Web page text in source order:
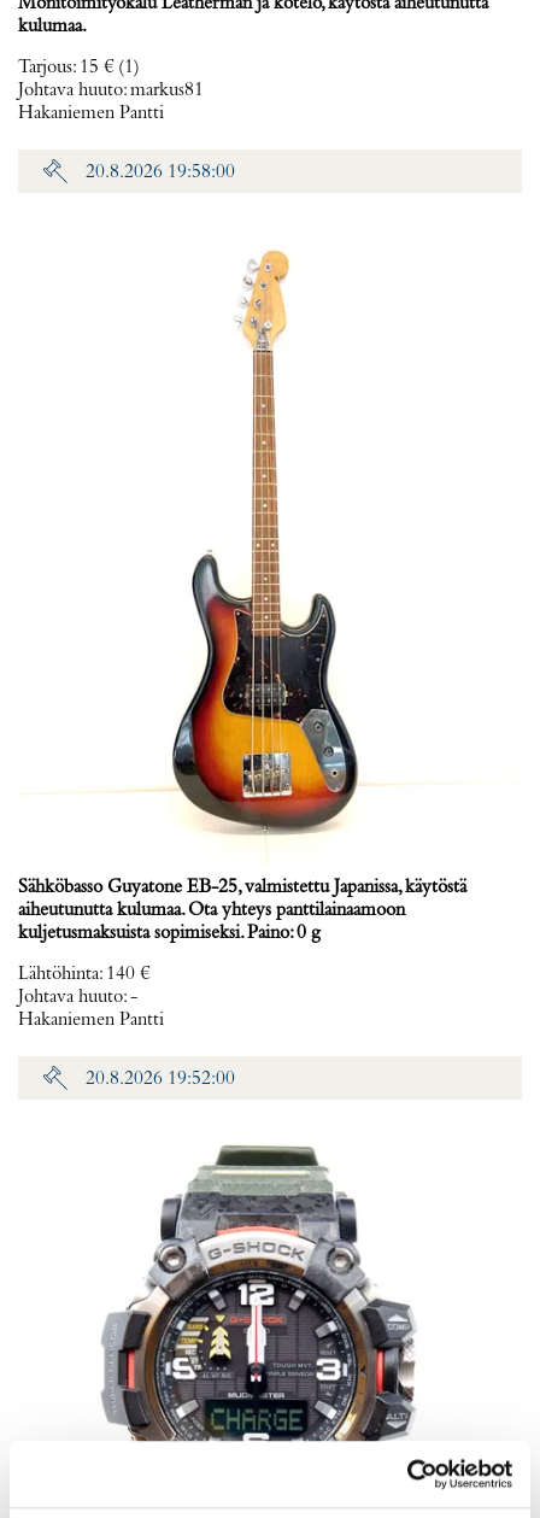
kulumaa.
Tarjous: 15 € (1)
Johtava huuto:markus81
Hakaniemen Pantti
20.8.2026 19:58:00
Sähköbasso Guyatone EB-25, valmistettu Japanissa, käytöstä
aiheutunutta kulumaa. Ota yhteys panttilainaamoon
kuljetusmaksuista sopimiseksi. Paino: 0 g
Lähtöhinta: 140 €
Johtava huuto:-
Hakaniemen Pantti
20.8.2026 19:52:00